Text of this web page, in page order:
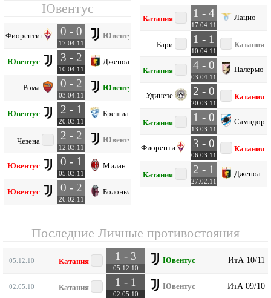
Ювентус
Фиорентина 0 - 0
17.04.11
Ювентус
Ювентус 3 - 2
10.04.11
Дженоа
Рома 0 - 2
03.04.11
Ювентус
Ювентус 2 - 1
20.03.11
Брешиа
Чезена 2 - 2
12.03.11
Ювентус
Ювентус 0 - 1
05.03.11
Милан
Ювентус 0 - 2
26.02.11
Болонья
Катания 1 - 4
17.04.11
Лацио
Бари 1 - 1
10.04.11
Катания
Катания 4 - 0
03.04.11
Палермо
Удинезе 2 - 0
20.03.11
Катания
Катания 1 - 0
13.03.11
Фиорентина 3 - 0
06.03.11
Катания
Катания 2 - 1
27.02.11
Дженоа
Последние Личные противостояния
05.12.10 Катания 1 - 3
05.12.10
Ювентус ИтА 10/11
02.05.10 Катания 1 - 1
02.05.10
Ювентус ИтА 09/10